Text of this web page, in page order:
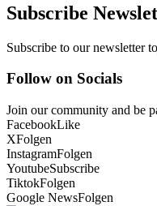
Subscribe
Subscribe to our newsletter
Follow on Socials
Join our community and be
FacebookLike
XFolgen
InstagramFolgen
YoutubeSubscribe
TiktokFolgen
Google NewsFolgen